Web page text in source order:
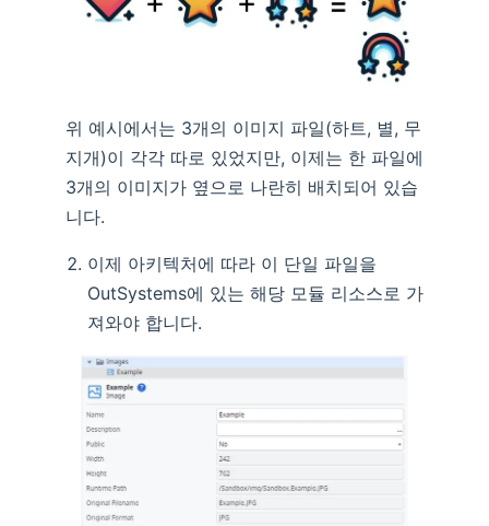
위 예시에서는 3개의 이미지 파일(하트, 별, 무
지개)이 각각 따로 있었지만, 이제는 한 파일에
3개의 이미지가 옆으로 나란히 배치되어 있습
니다.
이제 아키텍처에 따라 이 단일 파일을
OutSystems에 있는 해당 모듈 리소스로 가
져와야 합니다.